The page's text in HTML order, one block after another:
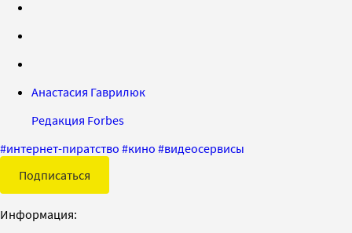
Анастасия Гаврилюк
Редакция Forbes
#интернет-пиратство #кино #видеосервисы
Подписаться
Информация: